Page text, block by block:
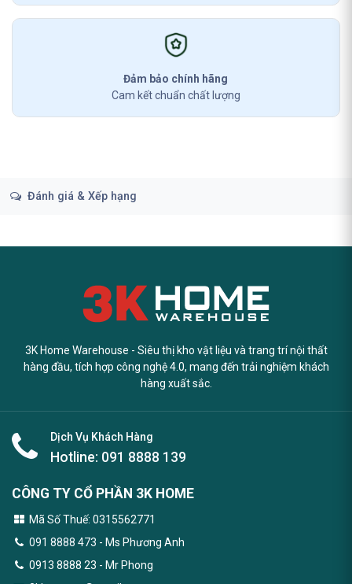
Đảm bảo chính hãng
Cam kết chuẩn chất lượng
Đánh giá & Xếp hạng
3K Home Warehouse - Siêu thị kho vật liệu và trang trí nội thất
hàng đầu, tích hợp công nghệ 4.0, mang đến trải nghiệm khách
hàng xuất sắc.
Dịch Vụ Khách Hàng
Hotline: 091 8888 139
CÔNG TY CỔ PHẦN 3K HOME
Mã Số Thuế: 0315562771
091 8888 473 - Ms Phương Anh
0913 8888 23 - Mr Phong